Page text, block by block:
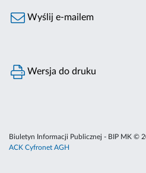
Wyślij e-mailem
Wersja do druku
Biuletyn Informacji Publicznej - BIP MK ©
ACK Cyfronet AGH